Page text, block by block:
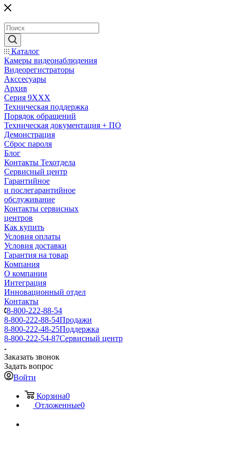
Каталог
Камеры видеонаблюдения
Видеорегистраторы
Акссесуары
Архив
Серия 9XXX
Техническая поддержка
Порядок обращений
Техническая документация + ПО
Демонстрация
Сброс пароля
Блог
Контакты Техотдела
Сервисный центр
Гарантийное
и послегарантийное
обслуживание
Контакты сервисных
центров
Как купить
Условия оплаты
Условия доставки
Гарантия на товар
Компания
О компании
Интеграция
Инновационный отдел
Контакты
8-800-222-88-54
8-800-222-88-54Продажи
8-800-222-48-25Поддержка
8-800-222-54-87Сервисный центр
Заказать звонок
Задать вопрос
Войти
Корзина0
Отложенные0